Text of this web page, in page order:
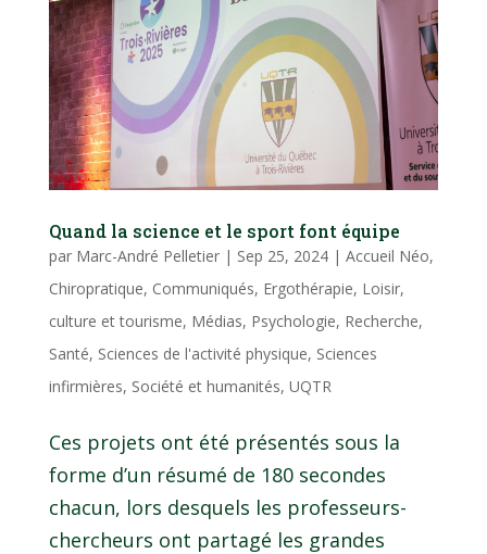
Quand la science et le sport font équipe
par Marc-André Pelletier| Sep 25, 2024| Accueil Néo,
Chiropratique, Communiqués, Ergothérapie, Loisir,
culture et tourisme, Médias, Psychologie, Recherche,
Santé, Sciences de l'activité physique, Sciences
infirmières, Société et humanités, UQTR
Ces projets ont été présentés sous la
forme d’un résumé de 180 secondes
chacun, lors desquels les professeurs-
chercheurs ont partagé les grandes